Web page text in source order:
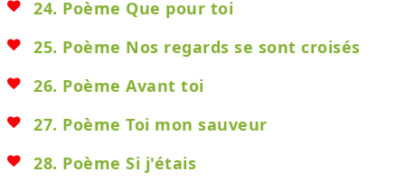
24. Poème Que pour toi
25. Poème Nos regards se sont croisés
26. Poème Avant toi
27. Poème Toi mon sauveur
28. Poème Si j'étais